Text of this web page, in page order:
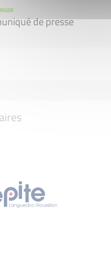
de presse